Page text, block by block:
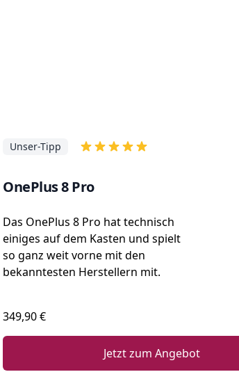
OnePlus 8 Pro
Unser-Tipp
Das OnePlus 8 Pro hat technisch
einiges auf dem Kasten und spielt
so ganz weit vorne mit den
bekanntesten Herstellern mit.
349,90 €
Jetzt zum Angebot